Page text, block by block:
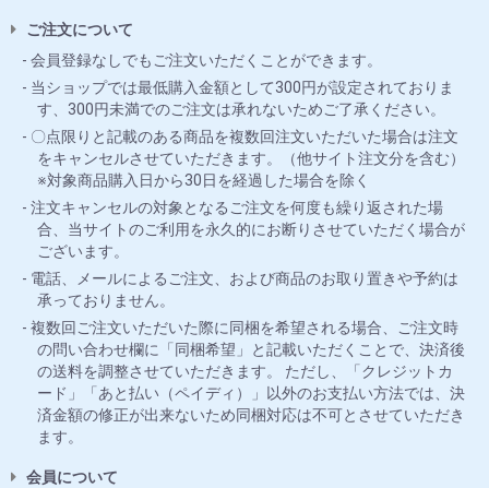
ご注文について
会員登録なしでもご注文いただくことができます。
当ショップでは最低購入金額として300円が設定されておりま
す、300円未満でのご注文は承れないためご了承ください。
〇点限りと記載のある商品を複数回注文いただいた場合は注文
をキャンセルさせていただきます。（他サイト注文分を含む）
※対象商品購入日から30日を経過した場合を除く
注文キャンセルの対象となるご注文を何度も繰り返された場
合、当サイトのご利用を永久的にお断りさせていただく場合が
ございます。
電話、メールによるご注文、および商品のお取り置きや予約は
承っておりません。
複数回ご注文いただいた際に同梱を希望される場合、ご注文時
の問い合わせ欄に「同梱希望」と記載いただくことで、決済後
の送料を調整させていただきます。 ただし、「クレジットカ
ード」「あと払い（ペイディ）」以外のお支払い方法では、決
済金額の修正が出来ないため同梱対応は不可とさせていただき
ます。
会員について